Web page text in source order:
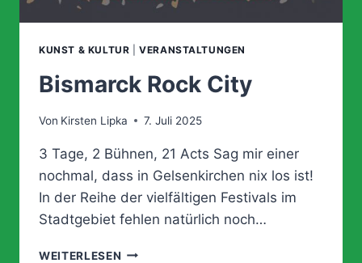
KUNST & KULTUR |VERANSTALTUNGEN
Bismarck Rock City
Von Kirsten Lipka 7. Juli 2025
3 Tage, 2 Bühnen, 21 Acts Sag mir einer
nochmal, dass in Gelsenkirchen nix los ist!
In der Reihe der vielfältigen Festivals im
Stadtgebiet fehlen natürlich noch…
WEITERLESEN BISMARCK